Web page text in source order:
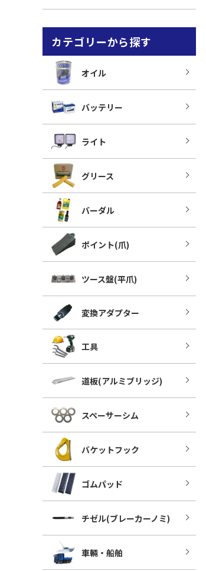
カテゴリーから探す
オイル
バッテリー
ライト
グリース
バーダル
ポイント(爪)
ツース盤(平爪)
変換アダプター
工具
道板(アルミブリッジ)
スペーサーシム
バケットフック
ゴムパッド
チゼル(ブレーカーノミ)
車輛・船舶